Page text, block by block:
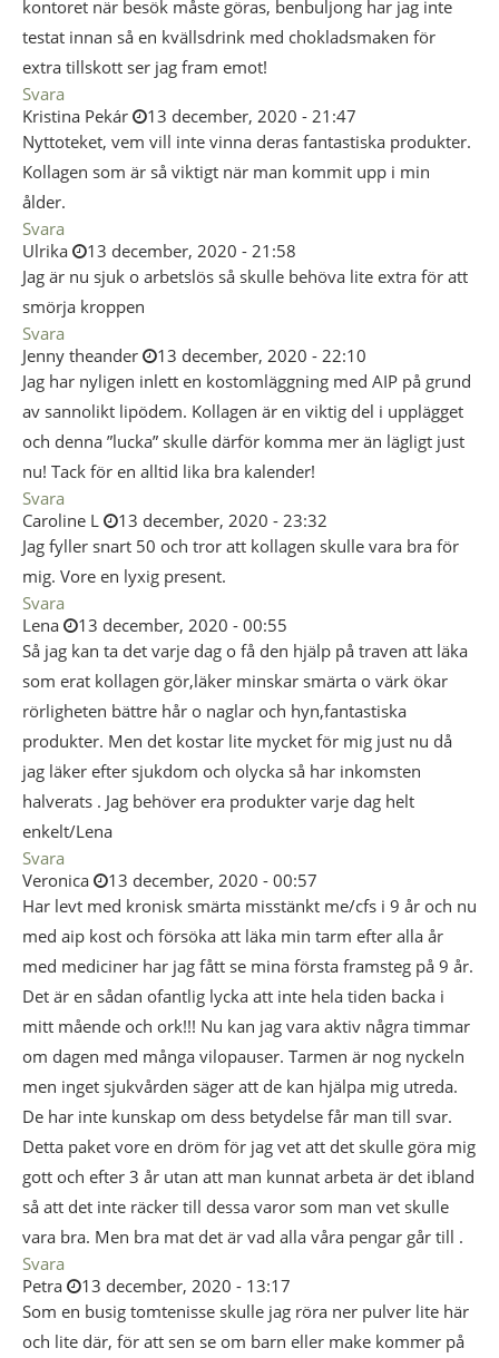
kontoret när besök måste göras, benbuljong har jag inte
testat innan så en kvällsdrink med chokladsmaken för
extra tillskott ser jag fram emot!
Svara
Kristina Pekár
13 december, 2020 - 21:47
Nyttoteket, vem vill inte vinna deras fantastiska produkter.
Kollagen som är så viktigt när man kommit upp i min
ålder.
Svara
Ulrika
13 december, 2020 - 21:58
Jag är nu sjuk o arbetslös så skulle behöva lite extra för att
smörja kroppen
Svara
Jenny theander
13 december, 2020 - 22:10
Jag har nyligen inlett en kostomläggning med AIP på grund
av sannolikt lipödem. Kollagen är en viktig del i upplägget
och denna ”lucka” skulle därför komma mer än lägligt just
nu! Tack för en alltid lika bra kalender!
Svara
Caroline L
13 december, 2020 - 23:32
Jag fyller snart 50 och tror att kollagen skulle vara bra för
mig. Vore en lyxig present.
Svara
Lena
13 december, 2020 - 00:55
Så jag kan ta det varje dag o få den hjälp på traven att läka
som erat kollagen gör,läker minskar smärta o värk ökar
rörligheten bättre hår o naglar och hyn,fantastiska
produkter. Men det kostar lite mycket för mig just nu då
jag läker efter sjukdom och olycka så har inkomsten
halverats . Jag behöver era produkter varje dag helt
enkelt/Lena
Svara
Veronica
13 december, 2020 - 00:57
Har levt med kronisk smärta misstänkt me/cfs i 9 år och nu
med aip kost och försöka att läka min tarm efter alla år
med mediciner har jag fått se mina första framsteg på 9 år.
Det är en sådan ofantlig lycka att inte hela tiden backa i
mitt mående och ork!!! Nu kan jag vara aktiv några timmar
om dagen med många vilopauser. Tarmen är nog nyckeln
men inget sjukvården säger att de kan hjälpa mig utreda.
De har inte kunskap om dess betydelse får man till svar.
Detta paket vore en dröm för jag vet att det skulle göra mig
gott och efter 3 år utan att man kunnat arbeta är det ibland
så att det inte räcker till dessa varor som man vet skulle
vara bra. Men bra mat det är vad alla våra pengar går till .
Svara
Petra
13 december, 2020 - 13:17
Som en busig tomtenisse skulle jag röra ner pulver lite här
och lite där, för att sen se om barn eller make kommer på